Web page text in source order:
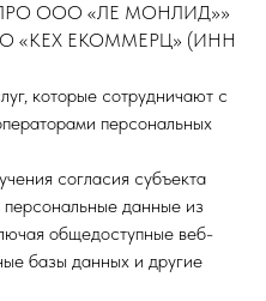
ПРО ООО «ЛЕ МОНЛИД»»
«КЕХ ЕКОММЕРЦ» (ИНН
которые сотрудничают с
персональных
согласия субъекта
персональные данные из
общедоступные веб-
базы данных и другие